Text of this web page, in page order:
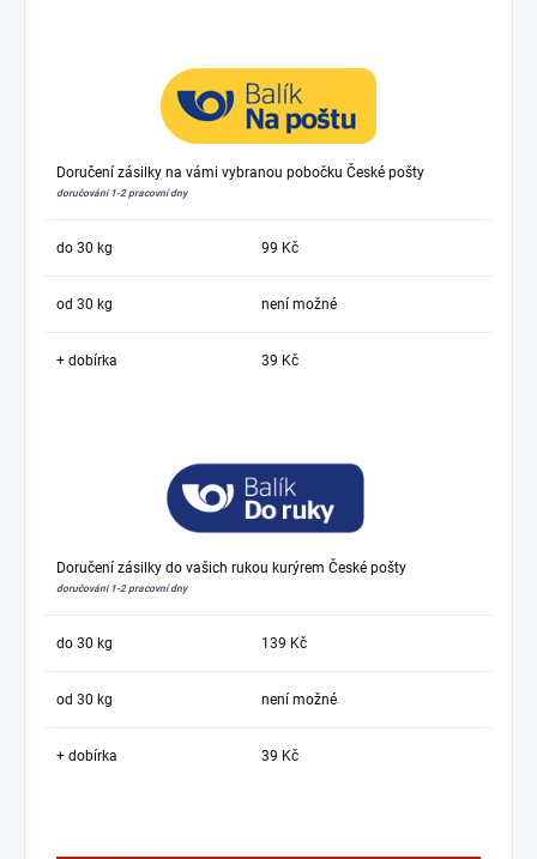
Doručení zásilky na vámi vybranou pobočku České pošty
doručování 1-2 pracovní dny
do 30 kg 99 Kč
od 30 kg není možné
+ dobírka 39 Kč
Doručení zásilky do vašich rukou kurýrem České pošty
doručování 1-2 pracovní dny
do 30 kg 139 Kč
od 30 kg není možné
+ dobírka 39 Kč